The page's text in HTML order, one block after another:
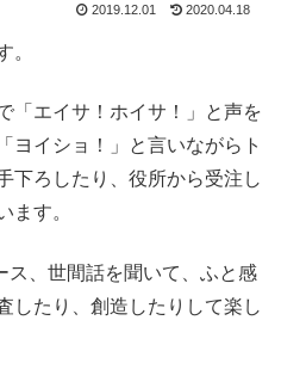
2019.12.01 2020.04.18
。
「エイサ！ホイサ！」と声を
ヨイショ！」と言いながらト
下ろしたり、役所から受注し
ます。
ス、世間話を聞いて、ふと感
したり、創造したりして楽し